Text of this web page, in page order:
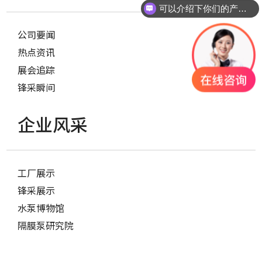
公司要闻
热点资讯
展会追踪
锋采瞬间
企业风采
工厂展示
锋采展示
水泵博物馆
隔膜泵研究院
可以介绍下你们的产品么？